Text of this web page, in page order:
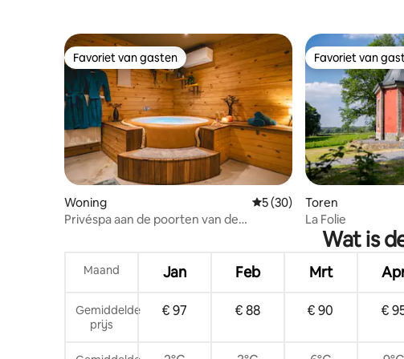
Favoriet van gasten
Favoriet van gasten
Woning Gemiddelde beoordeling
5 (30)
Privéspa aan de poorten van de
Favoriet van
Favoriet van
Toren
La Folie
Wat is
Maand Jan Feb Mrt
Gemiddelde
prijs
€ 97 € 88 € 90 €